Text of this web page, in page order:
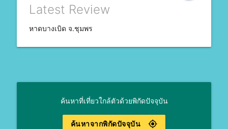
Latest Review
หาดบางเบิด จ.ชุมพร
ค้นหาที่เที่ยวใกล้ตัวด้วยพิกัดปัจจุบัน
gps_fixed
ค้นหาจากพิกัดปัจจุบัน